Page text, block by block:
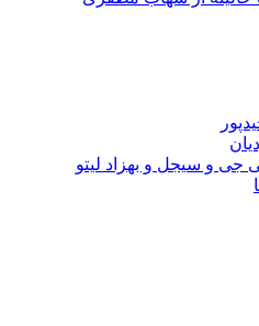
و سیجل و بهزاد لیتو